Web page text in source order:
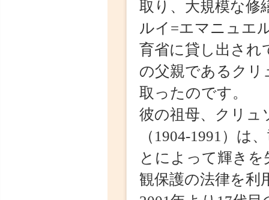
彼の祖母、クリュ
（1904-1991）は、
とによって輝きを
観保護の法律を利
2001年より17代目
妻アレッサンドラ
様式のファサード
ない、城の美術コ